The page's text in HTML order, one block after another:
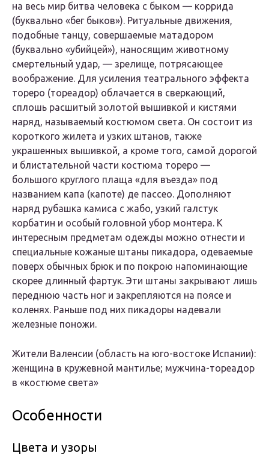
на весь мир битва человека с быком — коррида
(буквально «бег быков»). Ритуальные движения,
подобные танцу, совершаемые матадором
(буквально «убийцей»), наносящим животному
смертельный удар, — зрелище, потрясающее
воображение. Для усиления театрального эффекта
тореро (тореадор) облачается в сверкающий,
сплошь расшитый золотой вышивкой и кистями
наряд, называемый костюмом света. Он состоит из
короткого жилета и узких штанов, также
украшенных вышивкой, а кроме того, самой дорогой
и блистательной части костюма тореро —
большого круглого плаща «для въезда» под
названием капа (капоте) де пассео. Дополняют
наряд рубашка камиса с жабо, узкий галстук
корбатин и особый головной убор монтера. К
интересным предметам одежды можно отнести и
специальные кожаные штаны пикадора, одеваемые
поверх обычных брюк и по покрою напоминающие
скорее длинный фартук. Эти штаны закрывают лишь
переднюю часть ног и закрепляются на поясе и
коленях. Раньше под них пикадоры надевали
железные поножи.
Жители Валенсии (область на юго-востоке Испании):
женщина в кружевной мантилье; мужчина-тореадор
в «костюме света»
Особенности
Цвета и узоры